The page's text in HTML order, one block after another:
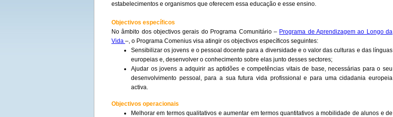
estabelecimentos e organismos que oferecem essa educação e esse ensino.
Objectivos específicos
No âmbito dos objectivos gerais do Programa Comunitário – Programa de Aprendizagem ao Longo da
Vida –, o Programa Comenius visa atingir os objectivos específicos seguintes:
Sensibilizar os jovens e o pessoal docente para a diversidade e o valor das culturas e das línguas
europeias e, desenvolver o conhecimento sobre elas junto desses sectores;
Ajudar os jovens a adquirir as aptidões e competências vitais de base, necessárias para o seu
desenvolvimento pessoal, para a sua futura vida profissional e para uma cidadania europeia
activa.
Objectivos operacionais
Melhorar em termos qualitativos e aumentar em termos quantitativos a mobilidade de alunos e de